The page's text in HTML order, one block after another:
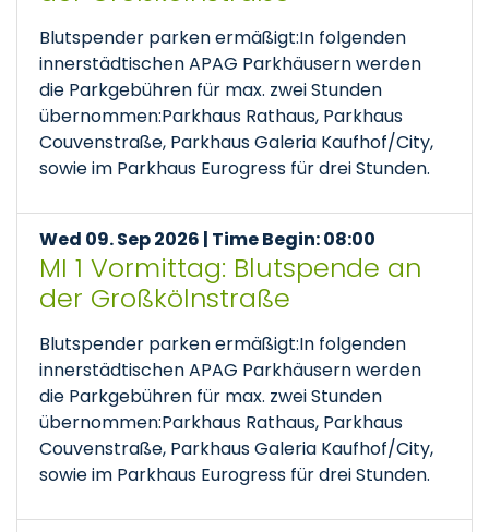
Blutspender parken ermäßigt:In folgenden
innerstädtischen APAG Parkhäusern werden
die Parkgebühren für max. zwei Stunden
übernommen:Parkhaus Rathaus, Parkhaus
Couvenstraße, Parkhaus Galeria Kaufhof/City,
sowie im Parkhaus Eurogress für drei Stunden.
Wed 09. Sep 2026 | Time Begin: 08:00
MI 1 Vormittag: Blutspende an
der Großkölnstraße
Blutspender parken ermäßigt:In folgenden
innerstädtischen APAG Parkhäusern werden
die Parkgebühren für max. zwei Stunden
übernommen:Parkhaus Rathaus, Parkhaus
Couvenstraße, Parkhaus Galeria Kaufhof/City,
sowie im Parkhaus Eurogress für drei Stunden.